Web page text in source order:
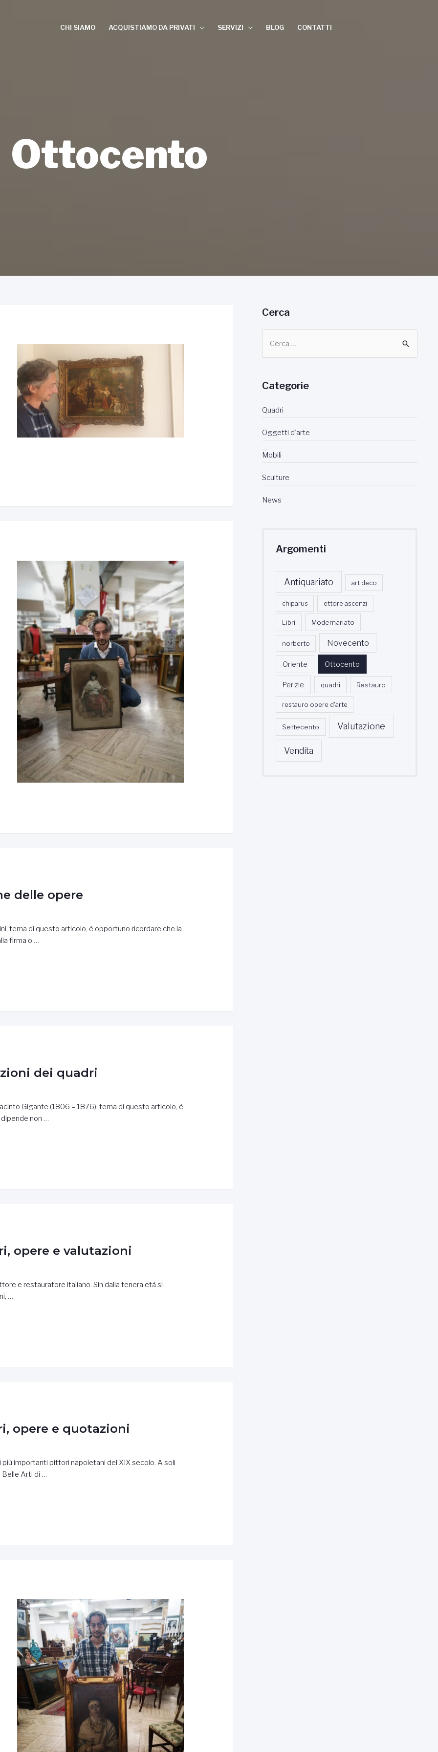
CHI SIAMO ACQUISTIAMO DA PRIVATI SERVIZI BLOG CONTATTI
Ottocento
delle opere
tema di questo articolo, è opportuno ricordare che la
firma o …
dei quadri
Gigante (1806 – 1876), tema di questo articolo, è
non …
opere e valutazioni
e restauratore italiano. Sin dalla tenera età si
…
opere e quotazioni
importanti pittori napoletani del XIX secolo. A soli
Belle Arti di …
Cerca
c
:
Categorie
Quadri
Oggetti d’arte
Mobili
Sculture
News
Argomenti
Antiquariato art deco
chiparus ettore ascenzi
Libri Modernariato
norberto Novecento
Oriente Ottocento
Perizie quadri Restauro
restauro opere d'arte
Settecento Valutazione
Vendita